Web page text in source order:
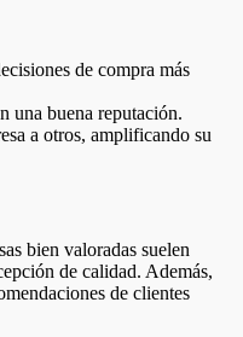
de compra más
una buena reputación.
a otros, amplificando su
bien valoradas suelen
de calidad. Además,
de clientes